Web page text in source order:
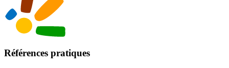
Références pratiques